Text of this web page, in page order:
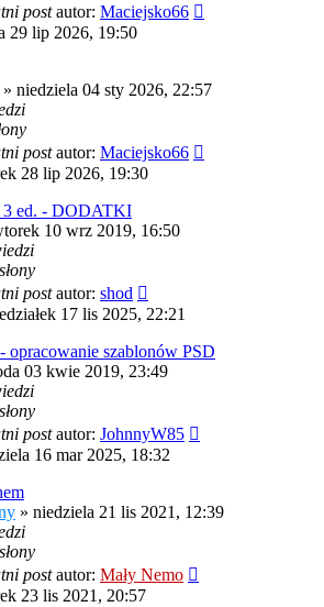
postautor: Maciejsko66
29 lip 2026, 19:50
» niedziela 04 sty 2026, 22:57
postautor: Maciejsko66
28 lip 2026, 19:30
ed. - DODATKI
10 wrz 2019, 16:50
postautor: shod
17 lis 2025, 22:21
opracowanie szablonów PSD
03 kwie 2019, 23:49
postautor: JohnnyW85
16 mar 2025, 18:32
» niedziela 21 lis 2021, 12:39
postautor: Mały Nemo
23 lis 2021, 20:57